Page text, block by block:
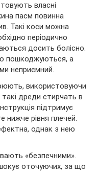
власні
пасм повинна
Такі коси можна
періодично
досить болісно.
пошкоджуються, а
неприємний.
використовуючи
дреди стирчать в
підтримує
нижче рівня плечей.
однак з нею
«безпечними».
оточуючих, за що